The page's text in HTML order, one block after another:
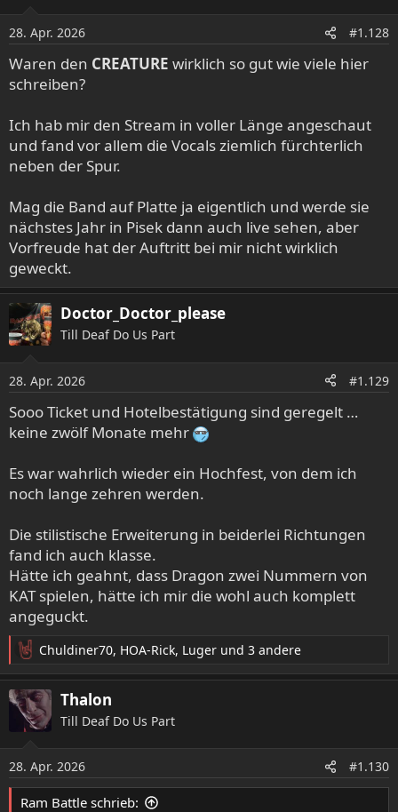
n
e
n
:
28. Apr. 2026 #1.128
Waren den CREATURE wirklich so gut wie viele hier
schreiben?
Ich hab mir den Stream in voller Länge angeschaut
und fand vor allem die Vocals ziemlich fürchterlich
neben der Spur.
Mag die Band auf Platte ja eigentlich und werde sie
nächstes Jahr in Pisek dann auch live sehen, aber
Vorfreude hat der Auftritt bei mir nicht wirklich
geweckt.
Doctor_Doctor_please
Till Deaf Do Us Part
28. Apr. 2026 #1.129
Sooo Ticket und Hotelbestätigung sind geregelt …
keine zwölf Monate mehr
Es war wahrlich wieder ein Hochfest, von dem ich
noch lange zehren werden.
Die stilistische Erweiterung in beiderlei Richtungen
fand ich auch klasse.
Hätte ich geahnt, dass Dragon zwei Nummern von
KAT spielen, hätte ich mir die wohl auch komplett
angeguckt.
R
e
a
k
n
e
n
Chuldiner70, HOA-Rick, Luger und 3 andere
Thalon
Till Deaf Do Us Part
28. Apr. 2026 #1.130
Ram Battle schrieb: